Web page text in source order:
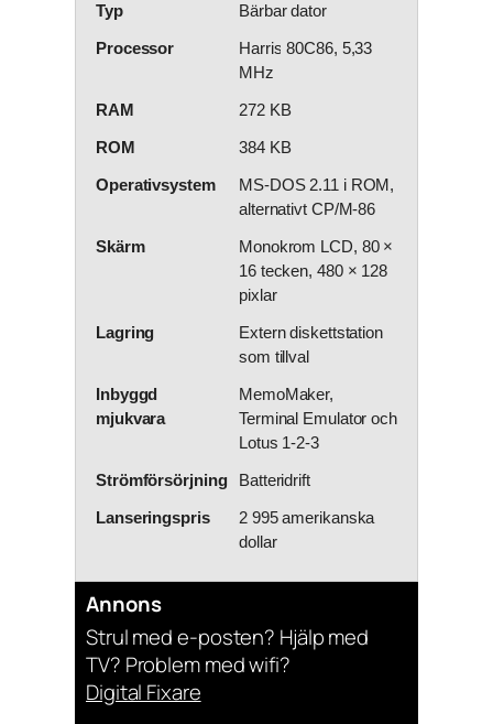
Typ
Bärbar dator
Processor
Harris 80C86, 5,33
MHz
RAM
272 KB
ROM
384 KB
Operativsystem
MS-DOS 2.11 i ROM,
alternativt CP/M-86
Skärm
Monokrom LCD, 80 ×
16 tecken, 480 × 128
pixlar
Lagring
Extern diskettstation
som tillval
Inbyggd
mjukvara
MemoMaker,
Terminal Emulator och
Lotus 1-2-3
Strömförsörjning
Batteridrift
Lanseringspris
2 995 amerikanska
dollar
Annons
Strul med e-posten? Hjälp med
TV? Problem med wifi?
Digital Fixare